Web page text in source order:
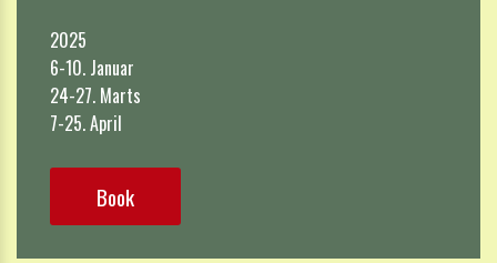
2025
6-10. Januar
24-27. Marts
7-25. April
Book